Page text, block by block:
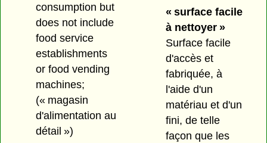
consumption but
does not include
food service
establishments
or food vending
machines;
(« magasin
d'alimentation au
détail »)
« surface facile
à nettoyer »
Surface facile
d'accès et
fabriquée, à
l'aide d'un
matériau et d'un
fini, de telle
façon que les